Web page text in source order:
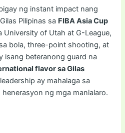
ng instant impact nang
Pilipinas sa FIBA Asia Cup
University of Utah at G-League,
bola, three-point shooting, at
isang beteranong guard na
flavor sa Gilas
ay mahalaga sa
ng mga manlalaro.